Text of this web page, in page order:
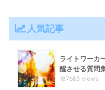
人気記事
ライトワーカ
醒させる質問
187683 views